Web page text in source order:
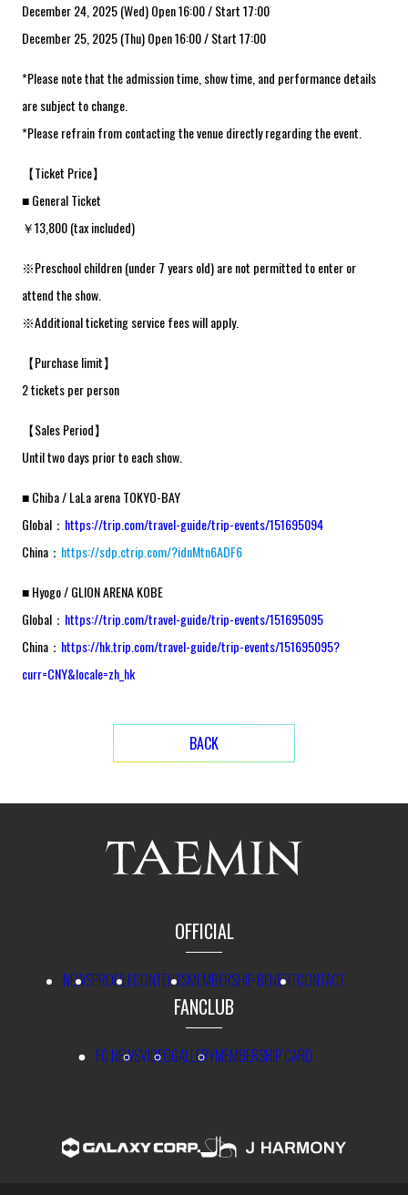
December 24, 2025 (Wed) Open 16:00 / Start 17:00
December 25, 2025 (Thu) Open 16:00 / Start 17:00
*Please note that the admission time, show time, and performance details
are subject to change.
*Please refrain from contacting the venue directly regarding the event.
【Ticket Price】
■ General Ticket
￥13,800 (tax included)
※Preschool children (under 7 years old) are not permitted to enter or
attend the show.
※Additional ticketing service fees will apply.
【Purchase limit】
2 tickets per person
【Sales Period】
Until two days prior to each show.
■ Chiba / LaLa arena TOKYO-BAY
Global： https://trip.com/travel-guide/trip-events/151695094
China： https://sdp.ctrip.com/?idnMtn6ADF6
■ Hyogo / GLION ARENA KOBE
Global： https://trip.com/travel-guide/trip-events/151695095
China： https://hk.trip.com/travel-guide/trip-events/151695095?
curr=CNY&locale=zh_hk
BACK
OFFICIAL
NEWSPROFILECONTENTSMEMBERSHIP BENEFITCONTACT
FANCLUB
FC NEWSVIDEOGALLERYMEMBERSHIP CARD